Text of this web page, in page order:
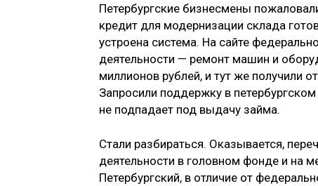
Петербургские бизнесмены
кредит для модернизации склада
устроена система. На сайте
деятельности — ремонт машин и
миллионов рублей, и тут же получили
Запросили поддержку в
не подпадает под выдачу займа.
Стали разбираться. Оказывается,
деятельности в головном фонде и на
Петербургский, в отличие от